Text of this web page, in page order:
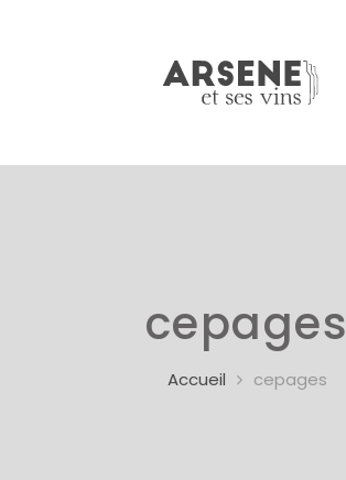
cepages
Accueil cepages